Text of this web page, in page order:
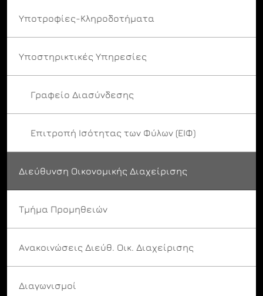
Υποτροφίες-Κληροδοτήματα
Υποστηρικτικές Υπηρεσίες
Γραφείο Διασύνδεσης
Επιτροπή Ισότητας των Φύλων (ΕΙΦ)
Διεύθυνση Οικονομικής Διαχείρισης
Τμήμα Προμηθειών
Ανακοινώσεις Διεύθ. Οικ. Διαχείρισης
Διαγωνισμοί